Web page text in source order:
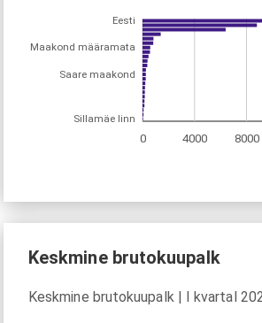
0 4000 8000
Eesti
Maakond määramata
Saare maakond
Sillamäe linn
Keskmine brutokuupalk
Keskmine brutokuupalk | I kvartal